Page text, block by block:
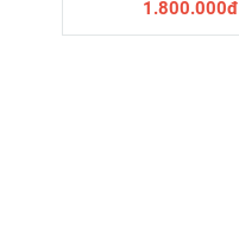
1.800.000đ